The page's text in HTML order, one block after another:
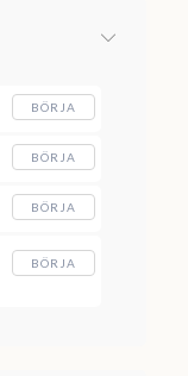
BÖRJA
BÖRJA
BÖRJA
BÖRJA